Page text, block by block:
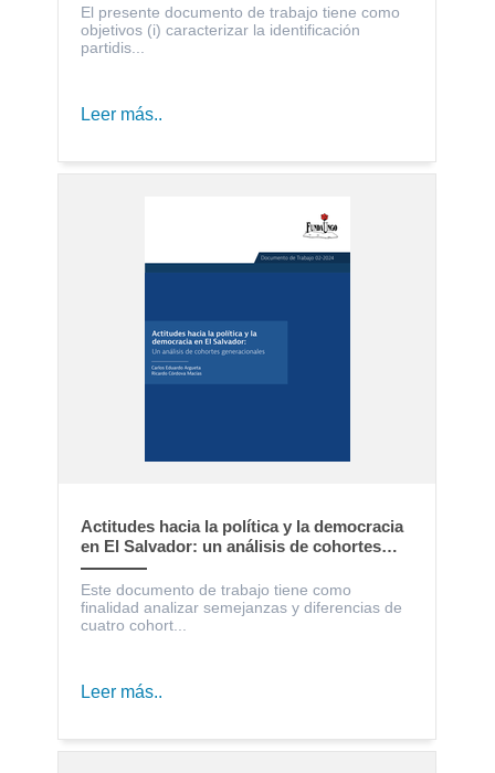
El presente documento de trabajo tiene como
objetivos (i) caracterizar la identificación
partidis...
Leer más..
Actitudes hacia la política y la democracia
en El Salvador: un análisis de cohortes
generacionales
Este documento de trabajo tiene como
finalidad analizar semejanzas y diferencias de
cuatro cohort...
Leer más..